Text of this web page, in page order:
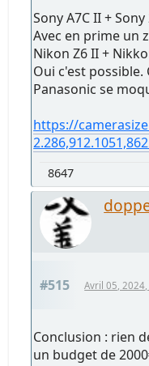
Sony A7C II +
Avec en prime un
Nikon Z6 II +
Oui c'est possible.
Panasonic se
https://
8647
#515 Avril 05,
Conclusion : rien
un budget de